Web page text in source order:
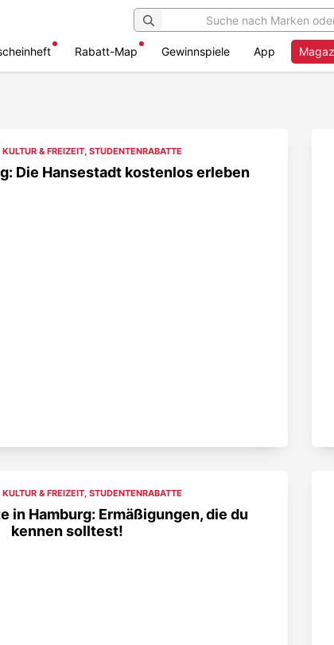
Rabatt-Map Gewinnspiele App
KULTUR & FREIZEIT, STUDENTENRABATTE
Die Hansestadt kostenlos erleben
KULTUR & FREIZEIT, STUDENTENRABATTE
in Hamburg: Ermäßigungen, die du
kennen solltest!